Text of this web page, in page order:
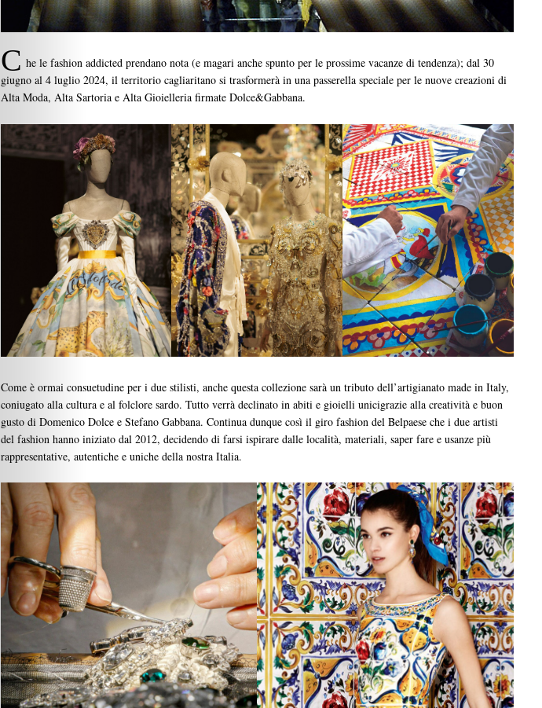
Beauty
Lifestyle
Fashion
Travel
People
Gourmet
Design
Chi
Siamo
I
Partner
C he le fashion addicted prendano nota (e magari anche spunto per le prossime vacanze di tendenza); dal 30
giugno al 4 luglio 2024, il territorio cagliaritano si trasformerà in una passerella speciale per le nuove creazioni di
Alta Moda, Alta Sartoria e Alta Gioielleria firmate Dolce&Gabbana.
Come è ormai consuetudine per i due stilisti, anche questa collezione sarà un tributo dell’artigianato made in Italy,
coniugato alla cultura e al folclore sardo. Tutto verrà declinato in abiti e gioielli unicigrazie alla creatività e buon
gusto di Domenico Dolce e Stefano Gabbana. Continua dunque così il giro fashion del Belpaese che i due artisti
del fashion hanno iniziato dal 2012, decidendo di farsi ispirare dalle località, materiali, saper fare e usanze più
rappresentative, autentiche e uniche della nostra Italia.